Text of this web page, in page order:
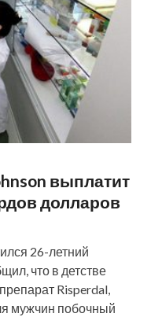
выплатит
долларов
26-летний
что в детстве
Risperdal,
мужчин побочный